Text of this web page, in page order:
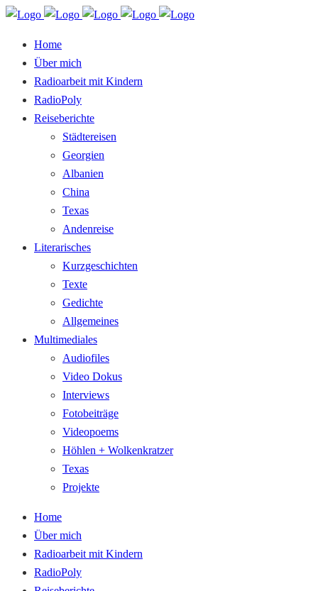
Home
Über mich
Radioarbeit mit Kindern
RadioPoly
Reiseberichte
Städtereisen
Georgien
Albanien
China
Texas
Andenreise
Literarisches
Kurzgeschichten
Texte
Gedichte
Allgemeines
Multimediales
Audiofiles
Video Dokus
Interviews
Fotobeiträge
Videopoems
Höhlen + Wolkenkratzer
Texas
Projekte
Home
Über mich
Radioarbeit mit Kindern
RadioPoly